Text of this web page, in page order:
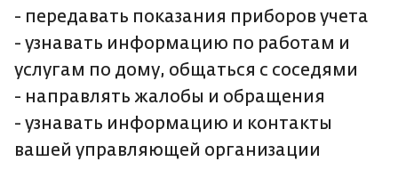
- передавать показания приборов учета
- узнавать информацию по работам и
услугам по дому, общаться с соседями
- направлять жалобы и обращения
- узнавать информацию и контакты
вашей управляющей организации